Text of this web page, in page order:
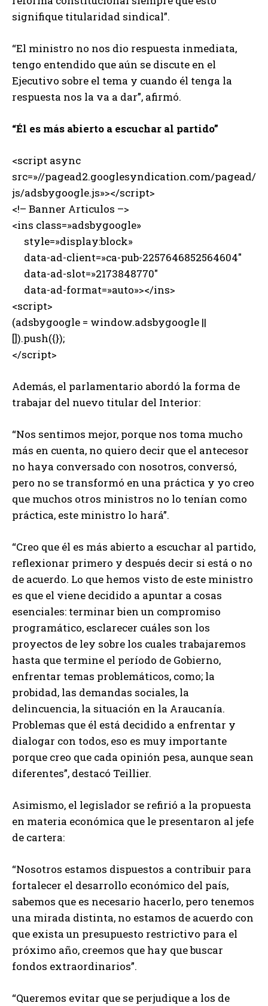
signifique titularidad sindical”.
“El ministro no nos dio respuesta inmediata,
tengo entendido que aún se discute en el
Ejecutivo sobre el tema y cuando él tenga la
respuesta nos la va a dar”, afirmó.
“Él es más abierto a escuchar al partido”
<script async
src=»//pagead2.googlesyndication.com/pagead/
js/adsbygoogle.js»></script>
<!– Banner Articulos –>
<ins class=»adsbygoogle»
style=»display:block»
data-ad-client=»ca-pub-2257646852564604″
data-ad-slot=»2173848770″
data-ad-format=»auto»></ins>
<script>
(adsbygoogle = window.adsbygoogle ||
[]).push({});
</script>
Además, el parlamentario abordó la forma de
trabajar del nuevo titular del Interior:
“Nos sentimos mejor, porque nos toma mucho
más en cuenta, no quiero decir que el antecesor
no haya conversado con nosotros, conversó,
pero no se transformó en una práctica y yo creo
que muchos otros ministros no lo tenían como
práctica, este ministro lo hará”.
“Creo que él es más abierto a escuchar al partido,
reflexionar primero y después decir si está o no
de acuerdo. Lo que hemos visto de este ministro
es que el viene decidido a apuntar a cosas
esenciales: terminar bien un compromiso
programático, esclarecer cuáles son los
proyectos de ley sobre los cuales trabajaremos
hasta que termine el período de Gobierno,
enfrentar temas problemáticos, como; la
probidad, las demandas sociales, la
delincuencia, la situación en la Araucanía.
Problemas que él está decidido a enfrentar y
dialogar con todos, eso es muy importante
porque creo que cada opinión pesa, aunque sean
diferentes”, destacó Teillier.
Asimismo, el legislador se refirió a la propuesta
en materia económica que le presentaron al jefe
de cartera:
“Nosotros estamos dispuestos a contribuir para
fortalecer el desarrollo económico del país,
sabemos que es necesario hacerlo, pero tenemos
una mirada distinta, no estamos de acuerdo con
que exista un presupuesto restrictivo para el
próximo año, creemos que hay que buscar
fondos extraordinarios”.
“Queremos evitar que se perjudique a los de